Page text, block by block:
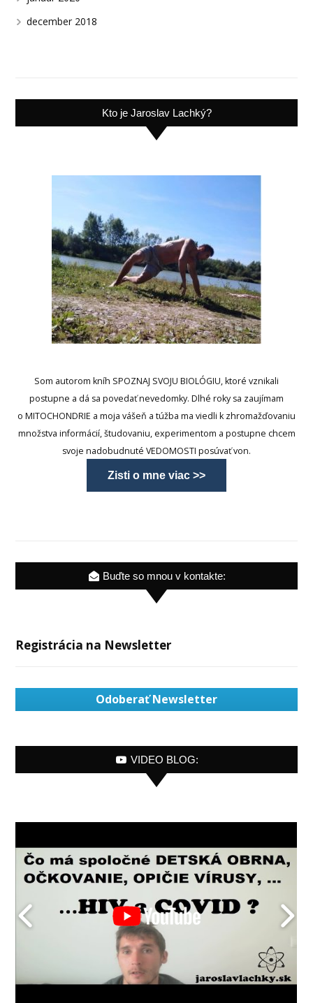
december 2018
Kto je Jaroslav Lachký?
Som autorom kníh SPOZNAJ SVOJU BIOLÓGIU, ktoré vznikali
postupne a dá sa povedať nevedomky. Dlhé roky sa zaujímam
o MITOCHONDRIE a moja vášeň a túžba ma viedli k zhromažďovaniu
množstva informácií, študovaniu, experimentom a postupne chcem
svoje nadobudnuté VEDOMOSTI posúvať von.
Zisti o mne viac >>
Buďte so mnou v kontakte:
Registrácia na Newsletter
Odoberať Newsletter
VIDEO BLOG: